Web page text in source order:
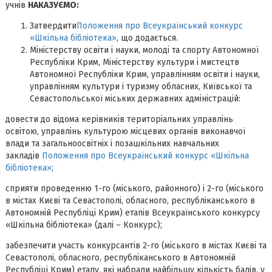
учнів НАКАЗУЄМО:
ЗатвердитиПоложення про Всеукраїнський конкурс
«Шкільна бібліотека», що додається.
Міністерству освіти і науки, молоді та спорту Автономної
Республіки Крим, Міністерству культури і мистецтв
Автономної Республіки Крим, управлінням освіти і науки,
управлінням культури і туризму обласних, Київської та
Севастопольської міських державних адміністрацій:
довести до відома керівників територіальних управлінь
освітою, управлінь культурою місцевих органів виконавчої
влади та загальноосвітніх і позашкільних навчальних
закладів Положення про Всеукраїнський конкурс «Шкільна
бібліотека»;
сприяти проведенню 1-го (міського, районного) і 2-го (міського
в містах Києві та Севастополі, обласного, республіканського в
Автономній Республіці Крим) етапів Всеукраїнського конкурсу
«Шкільна бібліотека» (далі – Конкурс);
забезпечити участь конкурсантів 2-го (міського в містах Києві та
Севастополі, обласного, республіканського в Автономній
Республіці Крим) етапу, які набрали найбільшу кількість балів, у